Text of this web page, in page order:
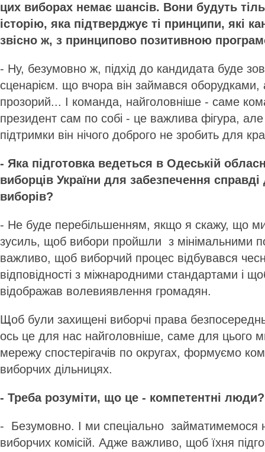
цих виборах немає шансів. Вони будуть
історію, яка підтверджує ті принципи, які
звісно ж, з принципово позитивною
- Ну, безумовно ж, підхід до кандидата буде
сценарієм. що вчора він займався оборудками,
прозорий... І команда, найголовніше - саме
президент сам по собі - це важлива фігура,
підтримки він нічого доброго не зробить для
- Яка підготовка ведеться в Одеській
виборців України для забезпечення
виборів?
- Не буде перебільшенням, якщо я скажу, що
зусиль, щоб вибори пройшли з мінімальними
важливо, щоб виборчий процес відбувався
відповідності з міжнародними стандартами і
відображав волевиявлення громадян.
Щоб були захищені виборчі права
ось це для нас найголовніше, саме для цього
мережу спостерігачів по округах, формуємо
виборчих дільницях.
- Треба розуміти, що це - компетентні люди?
- Безумовно. І ми спеціально займатимемося
виборчих комісій. Адже важливо, щоб їхня